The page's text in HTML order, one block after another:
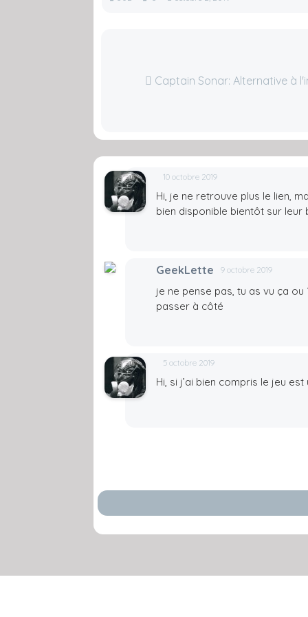
Captain Sonar: Alternative à
10 octobre 2019
Hi, je ne retrouve plus le lien,
bien disponible bientôt sur leur
GeekLette 9 octobre 2019
je ne pense pas, tu as vu ça
passer à côté
5 octobre 2019
Hi, si j’ai bien compris le jeu